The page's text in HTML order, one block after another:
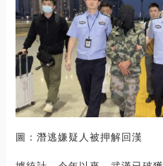
圖：潛逃嫌疑人被押解回漢